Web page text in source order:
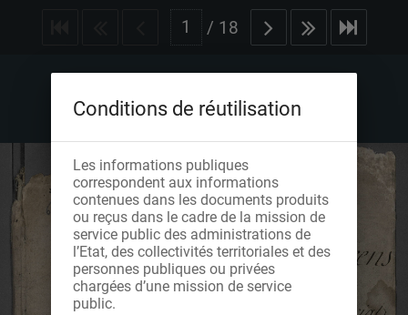
/ 18
Conditions de réutilisation
Les informations publiques
correspondent aux informations
contenues dans les documents produits
ou reçus dans le cadre de la mission de
service public des administrations de
l’Etat, des collectivités territoriales et des
personnes publiques ou privées
chargées d’une mission de service
public.